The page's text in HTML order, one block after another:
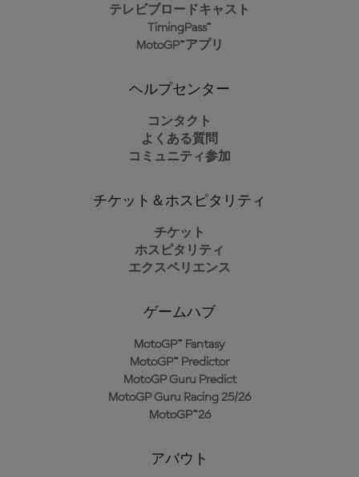
テレビブロードキャスト
TimingPass™
MotoGP™アプリ
ヘルプセンター
コンタクト
よくある質問
コミュニティ参加
チケット＆ホスピタリティ
チケット
ホスピタリティ
エクスペリエンス
ゲームハブ
MotoGP™ Fantasy
MotoGP™ Predictor
MotoGP Guru Predict
MotoGP Guru Racing 25/26
MotoGP™26
アバウト